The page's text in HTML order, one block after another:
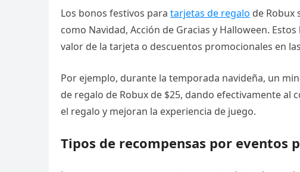
Los bonos festivos para tarjetas de regalo de Robux
como Navidad, Acción de Gracias y Halloween.
valor de la tarjeta o descuentos promocionales en
Por ejemplo, durante la temporada navideña, un
de regalo de Robux de $25, dando efectivamente
el regalo y mejoran la experiencia de juego.
Tipos de recompensas por eventos